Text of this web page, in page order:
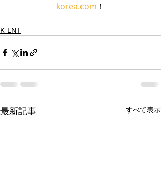
korea.com ！
K-ENT
最新記事 すべて表示